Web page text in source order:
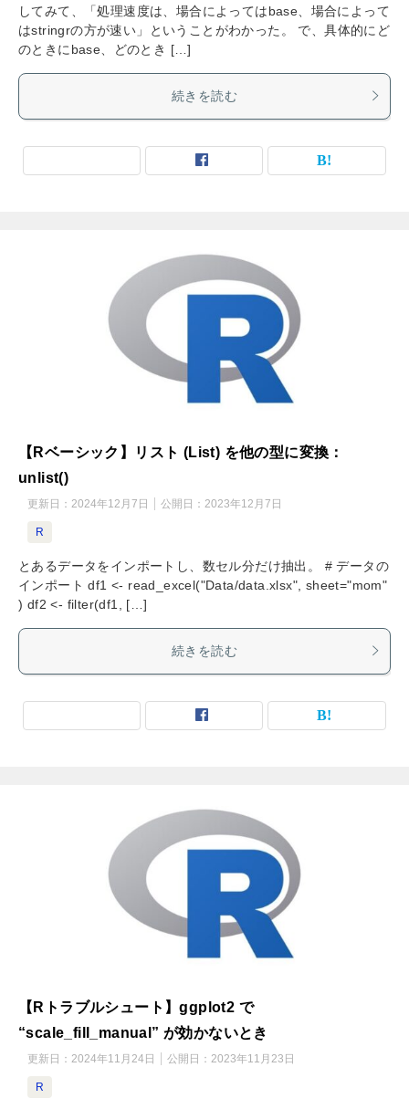
してみて、「処理速度は、場合によってはbase、場合によって
はstringrの方が速い」ということがわかった。 で、具体的にど
のときにbase、どのとき […]
続きを読む
【Rベーシック】リスト (List) を他の型に変換：
unlist()
更新日： 2024年12月7日 公開日： 2023年12月7日
R
とあるデータをインポートし、数セル分だけ抽出。 # データの
インポート df1 <- read_excel("Data/data.xlsx", sheet="mom"
) df2 <- filter(df1, […]
続きを読む
【Rトラブルシュート】ggplot2 で
“scale_fill_manual” が効かないとき
更新日： 2024年11月24日 公開日： 2023年11月23日
R